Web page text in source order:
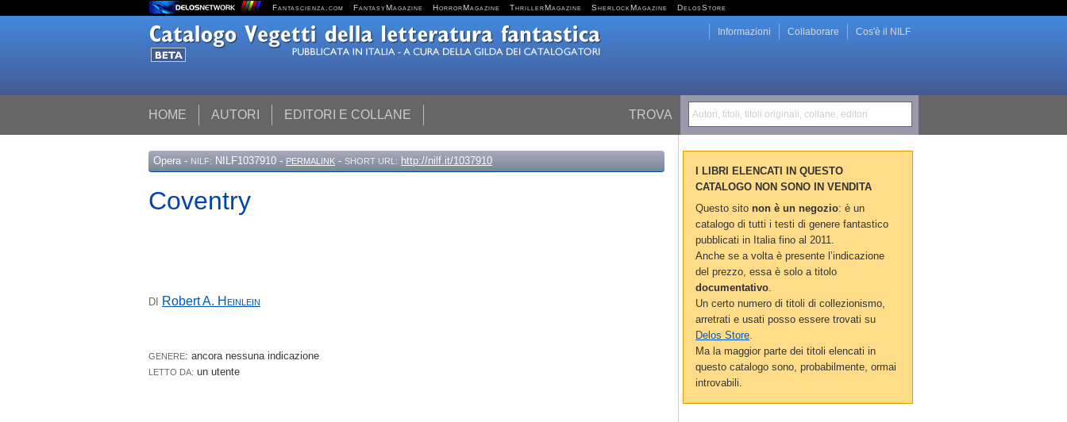
Fantascienza.com FantasyMagazine HorrorMagazine ThrillerMagazine SherlockMagazine DelosStore
TROVA Autori, titoli, titoli originali, collane, editori
HOME AUTORI EDITORI E COLLANE
Cos'è il NILF
Collaborare
Informazioni
Opera - NILF: NILF1037910 - PERMALINK - SHORT URL: http://nilf.it/1037910
Coventry
DI Robert A. Heinlein
GENERE: ancora nessuna indicazione
LETTO DA: un utente
I LIBRI ELENCATI IN QUESTO
CATALOGO NON SONO IN VENDITA
Questo sito non è un negozio: è un
catalogo di tutti i testi di genere fantastico
pubblicati in Italia fino al 2011.
Anche se a volta è presente l’indicazione
del prezzo, essa è solo a titolo
documentativo
Un certo numero di titoli di collezionismo,
arretrati e usati posso essere trovati su
Delos Store
Ma la maggior parte dei titoli elencati in
questo catalogo sono, probabilmente, ormai
introvabili.